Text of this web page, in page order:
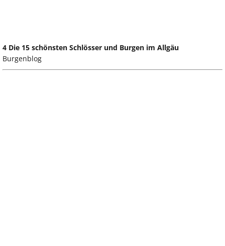
4 Die 15 schönsten Schlösser und Burgen im Allgäu
Burgenblog